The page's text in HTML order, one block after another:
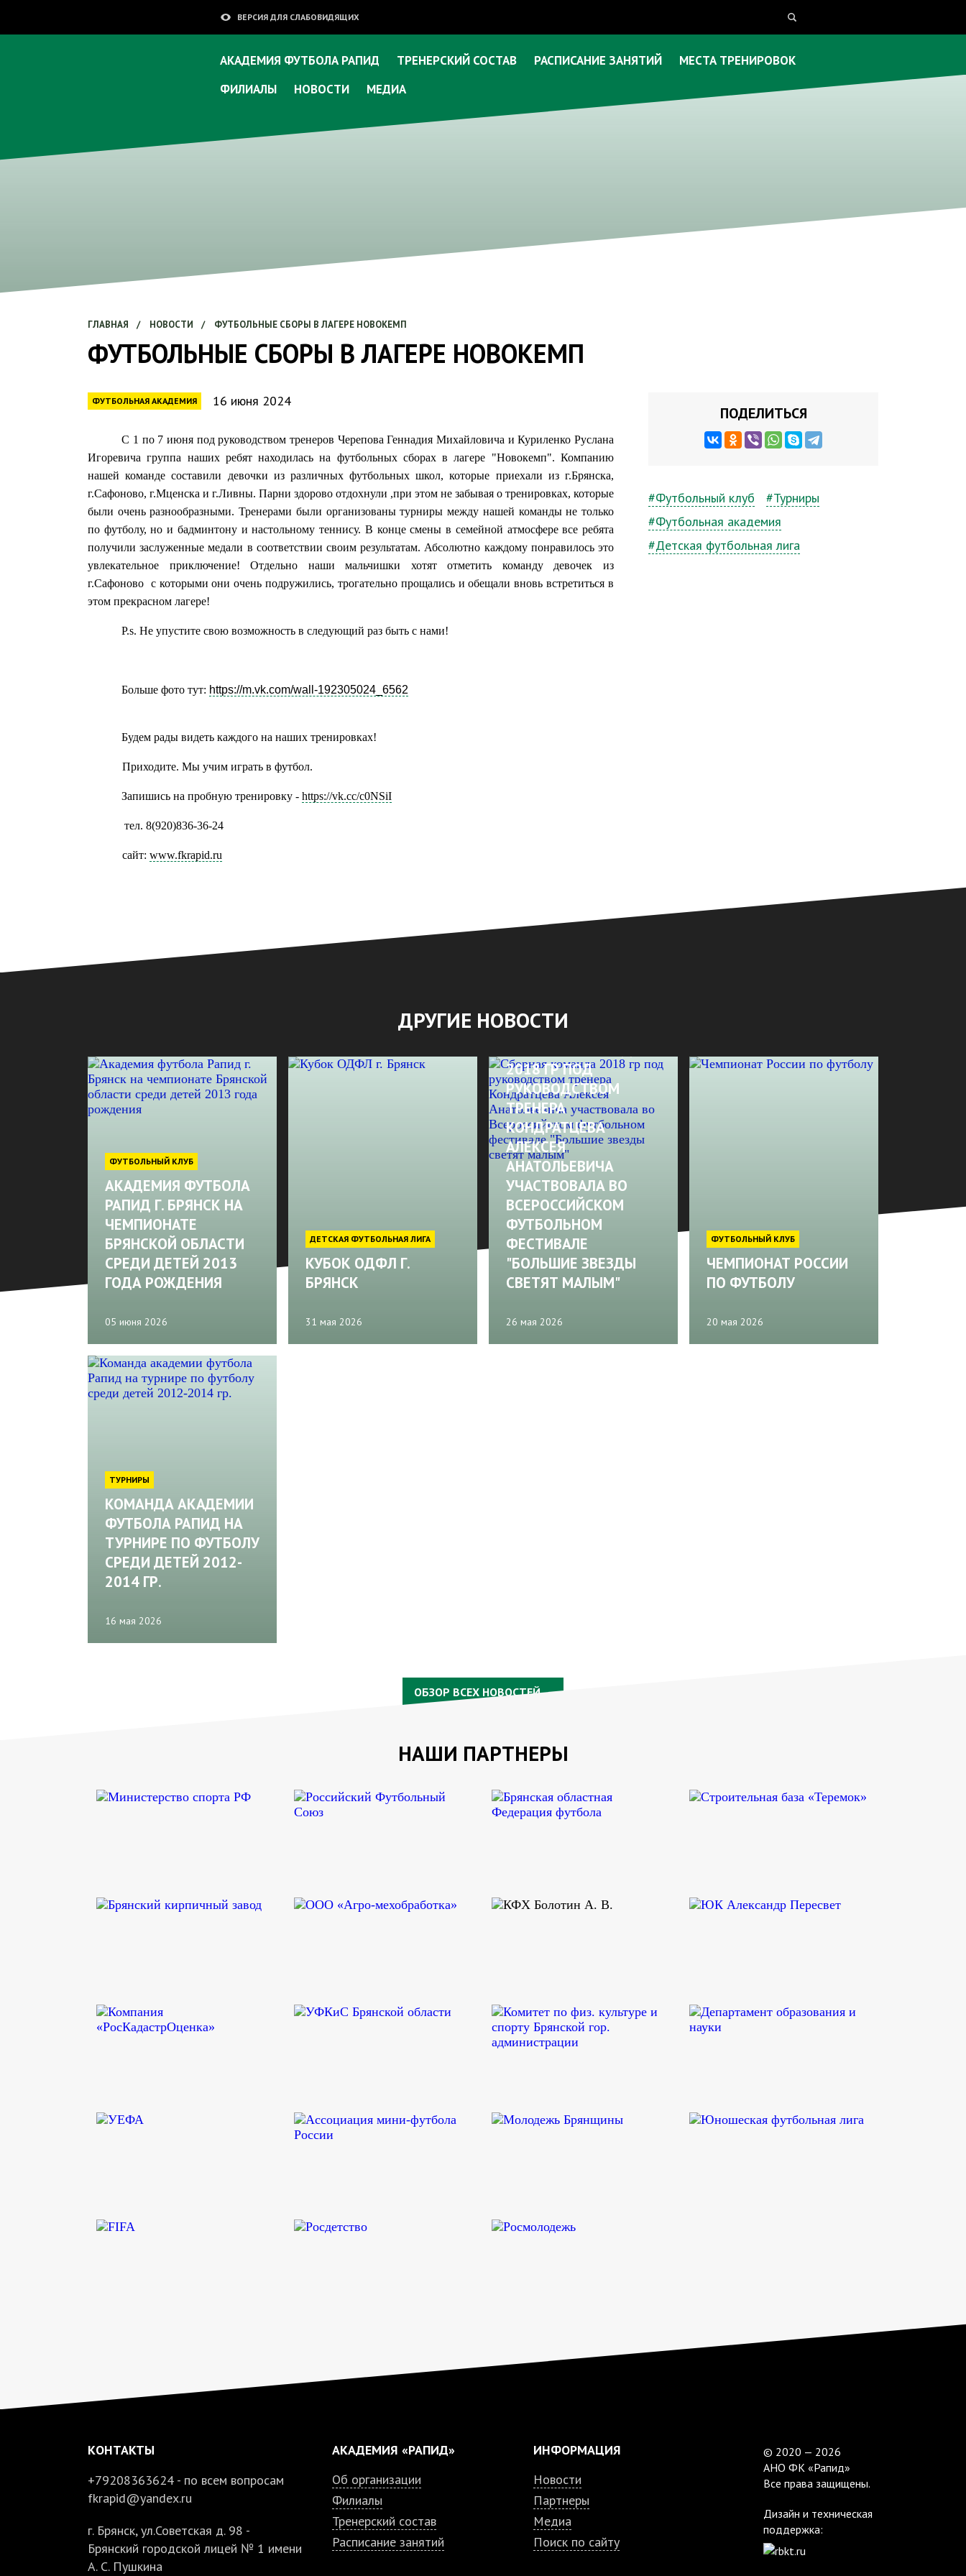
ВЕРСИЯ ДЛЯ СЛАБОВИДЯЩИХ
АКАДЕМИЯ ФУТБОЛА РАПИД ТРЕНЕРСКИЙ СОСТАВ РАСПИСАНИЕ ЗАНЯТИЙ
МЕСТА ТРЕНИРОВОК
ФИЛИАЛЫ
НОВОСТИ МЕДИА
ГЛАВНАЯ / НОВОСТИ / ФУТБОЛЬНЫЕ СБОРЫ В ЛАГЕРЕ НОВОКЕМП
ФУТБОЛЬНЫЕ СБОРЫ В ЛАГЕРЕ НОВОКЕМП
ПОДЕЛИТЬСЯ
#Футбольный клуб
#Турниры
#Футбольная академия
#Детская футбольная лига
ФУТБОЛЬНАЯ АКАДЕМИЯ 16 июня 2024
С 1 по 7 июня под руководством тренеров Черепова Геннадия Михайловича и Куриленко Руслана
Игоревича группа наших ребят находилась на футбольных сборах в лагере "Новокемп". Компанию
нашей команде составили девочки из различных футбольных школ, которые приехали из г.Брянска,
г.Сафоново, г.Мценска и г.Ливны. Парни здорово отдохнули ,при этом не забывая о тренировках, которые
были очень разнообразными. Тренерами были организованы турниры между нашей команды не только
по футболу, но и бадминтону и настольному теннису. В конце смены в семейной атмосфере все ребята
получили заслуженные медали в соответствии своим результатам. Абсолютно каждому понравилось это
увлекательное приключение! Отдельно наши мальчишки хотят отметить команду девочек из
г.Сафоново с которыми они очень подружились, трогательно прощались и обещали вновь встретиться в
этом прекрасном лагере!
P.s. Не упустите свою возможность в следующий раз быть с нами!
Больше фото тут: https://m.vk.com/wall-192305024_6562
Будем рады видеть каждого на наших тренировках!
Приходите. Мы учим играть в футбол.
Запишись на пробную тренировку -https://vk.cc/c0NSiI
тел. 8(920)836-36-24
сайт: www.fkrapid.ru
ДРУГИЕ НОВОСТИ
ФУТБОЛЬНЫЙ КЛУБ
АКАДЕМИЯ ФУТБОЛА
РАПИД Г. БРЯНСК НА
ЧЕМПИОНАТЕ
БРЯНСКОЙ ОБЛАСТИ
СРЕДИ ДЕТЕЙ 2013
ГОДА РОЖДЕНИЯ
05 июня 2026
ДЕТСКАЯ ФУТБОЛЬНАЯ ЛИГА
КУБОК ОДФЛ Г.
БРЯНСК
31 мая 2026
2018 ГР ПОД
РУКОВОДСТВОМ
ТРЕНЕРА
КОНДРАТЦЕВА
АЛЕКСЕЯ
АНАТОЛЬЕВИЧА
УЧАСТВОВАЛА ВО
ВСЕРОССИЙСКОМ
ФУТБОЛЬНОМ
ФЕСТИВАЛЕ
"БОЛЬШИЕ ЗВЕЗДЫ
СВЕТЯТ МАЛЫМ"
26 мая 2026
ФУТБОЛЬНЫЙ КЛУБ
ЧЕМПИОНАТ РОССИИ
ПО ФУТБОЛУ
20 мая 2026
ТУРНИРЫ
КОМАНДА АКАДЕМИИ
ФУТБОЛА РАПИД НА
ТУРНИРЕ ПО ФУТБОЛУ
СРЕДИ ДЕТЕЙ 2012-
2014 ГР.
16 мая 2026
ОБЗОР ВСЕХ НОВОСТЕЙ
НАШИ ПАРТНЕРЫ
КОНТАКТЫ
+79208363624 - по всем вопросам
fkrapid@yandex.ru
г. Брянск, ул.Советская д. 98 -
Брянский городской лицей № 1 имени
А. С. Пушкина
АКАДЕМИЯ «РАПИД»
Об организации
Филиалы
Тренерский состав
Расписание занятий
ИНФОРМАЦИЯ
Новости
Партнеры
Медиа
Поиск по сайту
© 2020 — 2026
АНО ФК «Рапид»
Все права защищены.
Дизайн и техническая
поддержка: